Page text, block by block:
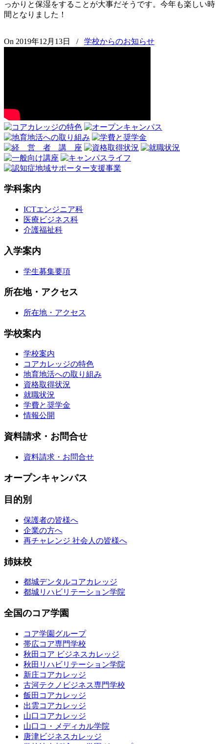
っかりと保湿をすることが大事だそうです。今年も楽しい時
間となりました！
On 2019年12月13日 / 学校からのお知らせ
学科案内
ICTエンジニア科
医療ビジネス科
介護福祉科
入学案内
学生募集要項
所在地・アクセス
所在地・アクセス
学校案内
学校案内
コアカレッジの特色
地育地活への取り組み
資格取得状況
就職状況
学費と奨学金
情報公開
資料請求・お問合せ
資料請求・お問合せ
オープンキャンパス
目的別
保護者の皆様へ
企業の方へ
再チャレンジ 社会人の皆様へ
姉妹校
都城デンタルコアカレッジ
都城リハビリテーション学院
全国のコア学園
コア学園グループ
帯広コア専門学校
秋田コア ビジネスカレッジ
秋田リハビリテーション学院
新庄コアカレッジ
古河テクノビジネス専門学校
飯田コアカレッジ
出雲コアカレッジ
山口コアカレッジ
山口コ・メディカル学院
唐津ビジネスカレッジ